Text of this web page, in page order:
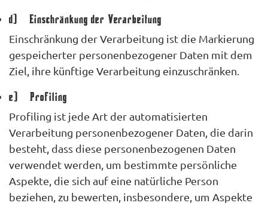
d) Einschränkung der Verarbeitung
Einschränkung der Verarbeitung ist die Markierung
gespeicherter personenbezogener Daten mit dem
Ziel, ihre künftige Verarbeitung einzuschränken.
e) Profiling
Profiling ist jede Art der automatisierten
Verarbeitung personenbezogener Daten, die darin
besteht, dass diese personenbezogenen Daten
verwendet werden, um bestimmte persönliche
Aspekte, die sich auf eine natürliche Person
beziehen, zu bewerten, insbesondere, um Aspekte